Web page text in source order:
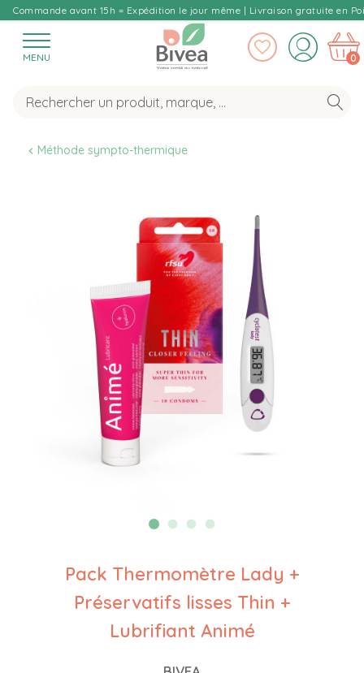
Commande avant 15h = Expédition le jour même | Livraison gratuite en
MENU 0
Méthode sympto-thermique
Pack Thermomètre Lady +
Préservatifs lisses Thin +
Lubrifiant Animé